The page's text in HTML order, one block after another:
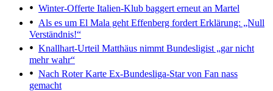
Winter-Offerte Italien-Klub baggert erneut an Martel
Als es um El Mala geht Effenberg fordert Erklärung: „Null
Verständnis!“
Knallhart-Urteil Matthäus nimmt Bundesligist „gar nicht
mehr wahr“
Nach Roter Karte Ex-Bundesliga-Star von Fan nass
gemacht